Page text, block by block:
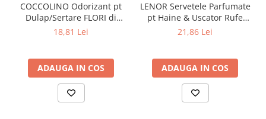
COCCOLINO Odorizant pt
Dulap/Sertare FLORI di
PRIMAVERA 3 buc
18,81 Lei
ADAUGA IN COS
LENOR Servetele Parfumate
pt Haine & Uscator Rufe
SPRING AWAKENING 34 buc
21,86 Lei
ADAUGA IN COS